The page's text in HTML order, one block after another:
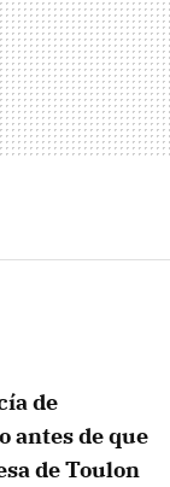
de
antes de que
de Toulon